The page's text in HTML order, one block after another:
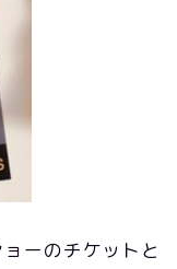
ーのチケットと